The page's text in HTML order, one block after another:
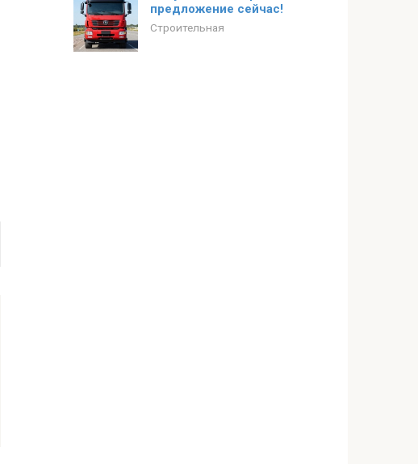
предложение сейчас!
Строительная